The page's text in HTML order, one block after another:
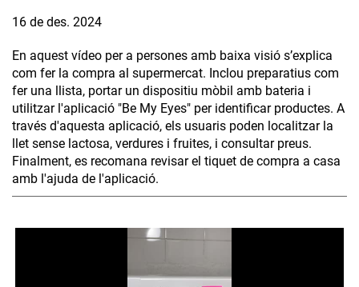
16 de des. 2024
En aquest vídeo per a persones amb baixa visió s’explica
com fer la compra al supermercat. Inclou preparatius com
fer una llista, portar un dispositiu mòbil amb bateria i
utilitzar l'aplicació "Be My Eyes" per identificar productes. A
través d'aquesta aplicació, els usuaris poden localitzar la
llet sense lactosa, verdures i fruites, i consultar preus.
Finalment, es recomana revisar el tiquet de compra a casa
amb l'ajuda de l'aplicació.